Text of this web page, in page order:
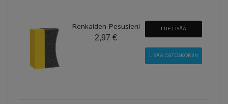
Renkaiden Pesusieni
2,97 €
LUE LISÄÄ